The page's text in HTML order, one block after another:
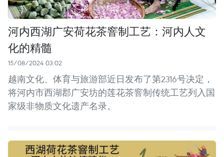
河内西湖广安荷花茶窨制工艺：河内人文
化的精髓
15/08/2024 03:02
越南文化、体育与旅游部近日发布了第2316号决定，
将河内市西湖郡广安坊的莲花茶窨制传统工艺列入国
家级非物质文化遗产名录。